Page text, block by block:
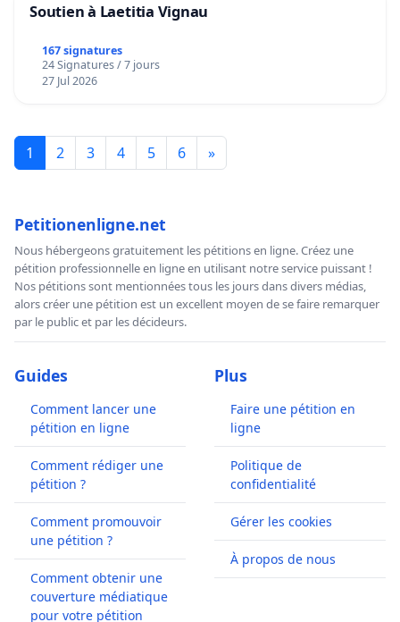
Soutien à Laetitia Vignau
167 signatures
24 Signatures / 7 jours
27 Jul 2026
1 2 3 4 5 6 »
Petitionenligne.net
Nous hébergeons gratuitement les pétitions en ligne. Créez une
pétition professionnelle en ligne en utilisant notre service puissant !
Nos pétitions sont mentionnées tous les jours dans divers médias,
alors créer une pétition est un excellent moyen de se faire remarquer
par le public et par les décideurs.
Guides
Comment lancer une
pétition en ligne
Comment rédiger une
pétition ?
Comment promouvoir
une pétition ?
Comment obtenir une
couverture médiatique
pour votre pétition
Plus
Faire une pétition en
ligne
Politique de
confidentialité
Gérer les cookies
À propos de nous